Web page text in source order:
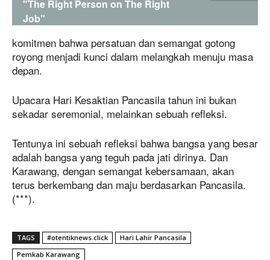
"The Right Person on The Right
Job"
komitmen bahwa persatuan dan semangat gotong
royong menjadi kunci dalam melangkah menuju masa
depan.
Upacara Hari Kesaktian Pancasila tahun ini bukan
sekadar seremonial, melainkan sebuah refleksi.
Tentunya ini sebuah refleksi bahwa bangsa yang besar
adalah bangsa yang teguh pada jati dirinya. Dan
Karawang, dengan semangat kebersamaan, akan
terus berkembang dan maju berdasarkan Pancasila.
(***).
TAGS #otentiknews.click
Hari Lahir Pancasila
Pemkab Karawang